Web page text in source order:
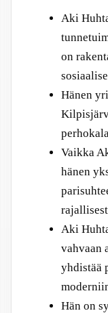
Aki
on
Hänen
Vaikka
hänen
Aki
vahvaan
yhdistää
Hän on